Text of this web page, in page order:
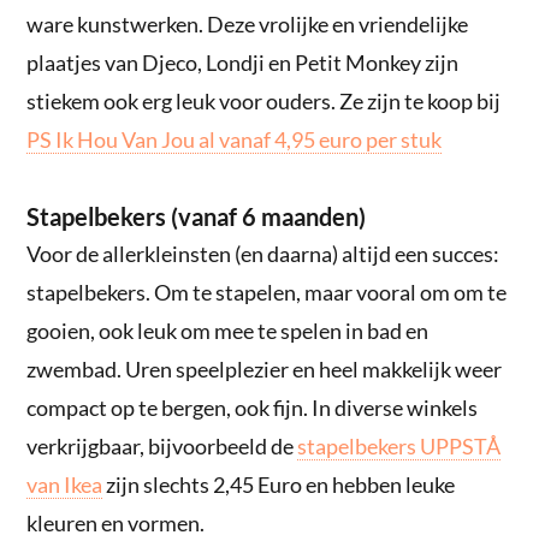
ware kunstwerken. Deze vrolijke en vriendelijke
plaatjes van Djeco, Londji en Petit Monkey zijn
stiekem ook erg leuk voor ouders. Ze zijn te koop bij
PS Ik Hou Van Jou al vanaf 4,95 euro per stuk
Stapelbekers (vanaf 6 maanden)
Voor de allerkleinsten (en daarna) altijd een succes:
stapelbekers. Om te stapelen, maar vooral om om te
gooien, ook leuk om mee te spelen in bad en
zwembad. Uren speelplezier en heel makkelijk weer
compact op te bergen, ook fijn. In diverse winkels
verkrijgbaar, bijvoorbeeld destapelbekers UPPSTÅ
van Ikea zijn slechts 2,45 Euro en hebben leuke
kleuren en vormen.